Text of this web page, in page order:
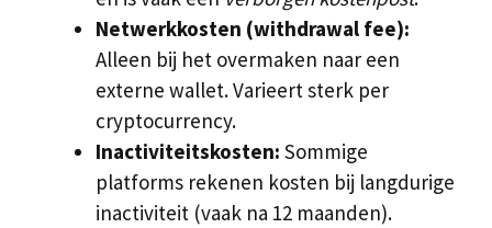
Netwerkkosten (withdrawal fee):
Alleen bij het overmaken naar een
externe wallet. Varieert sterk per
cryptocurrency.
Inactiviteitskosten: Sommige
platforms rekenen kosten bij langdurige
inactiviteit (vaak na 12 maanden).